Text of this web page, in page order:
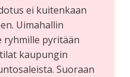
ei kuitenkaan
Uimahallin
ryhmille pyritään
kaupungin
Suoraan